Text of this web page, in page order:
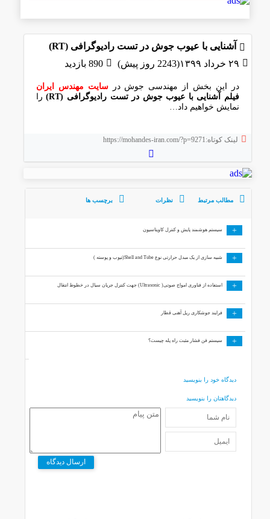
آشنایی با عیوب جوش در تست رادیوگرافی (RT)
۲۹ خرداد ۱۳۹۹(2243 روز پیش)
890 بازدید
در این بخش از مهندسی جوش در
سایت مهندس ایران
فیلم آشنایی با عیوب جوش در تست رادیوگرافی (RT)
را
نمایش خواهیم داد…
لینک کوتاه:https://mohandes-iran.com/?p=9271
مطالب مرتبط نظرات برچسب ها
+ سیستم هوشمند پایش و کنترل کاویتاسیون
+ شبیه سازی از یک مبدل حرارتی نوع Shell and Tube(تیوب و پوسته )
+ استفاده از فناوری امواج صوتی( Ultrasonic) جهت کنترل جریان سیال در خطوط انتقال
+ فرایند جوشکاری ریل آهنی قطار
+ سیستم فن فشار مثبت راه پله چیست؟
دیدگاه خود را بنویسید
دیدگاهتان را بنویسید
ارسال دیدگاه